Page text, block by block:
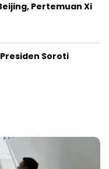
Pertemuan Xi
Soroti